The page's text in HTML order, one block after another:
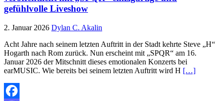
gefühlvolle Liveshow
2. Januar 2026 Dylan C. Akalin
Acht Jahre nach seinem letzten Auftritt in der Stadt kehrte Steve „H“
Hogarth nach Rom zurück. Nun erscheint mit „SPQR“ am 16.
Januar 2026 der Mitschnitt dieses emotionalen Konzerts bei
earMUSIC. Wie bereits bei seinem letzten Auftritt wird H […]